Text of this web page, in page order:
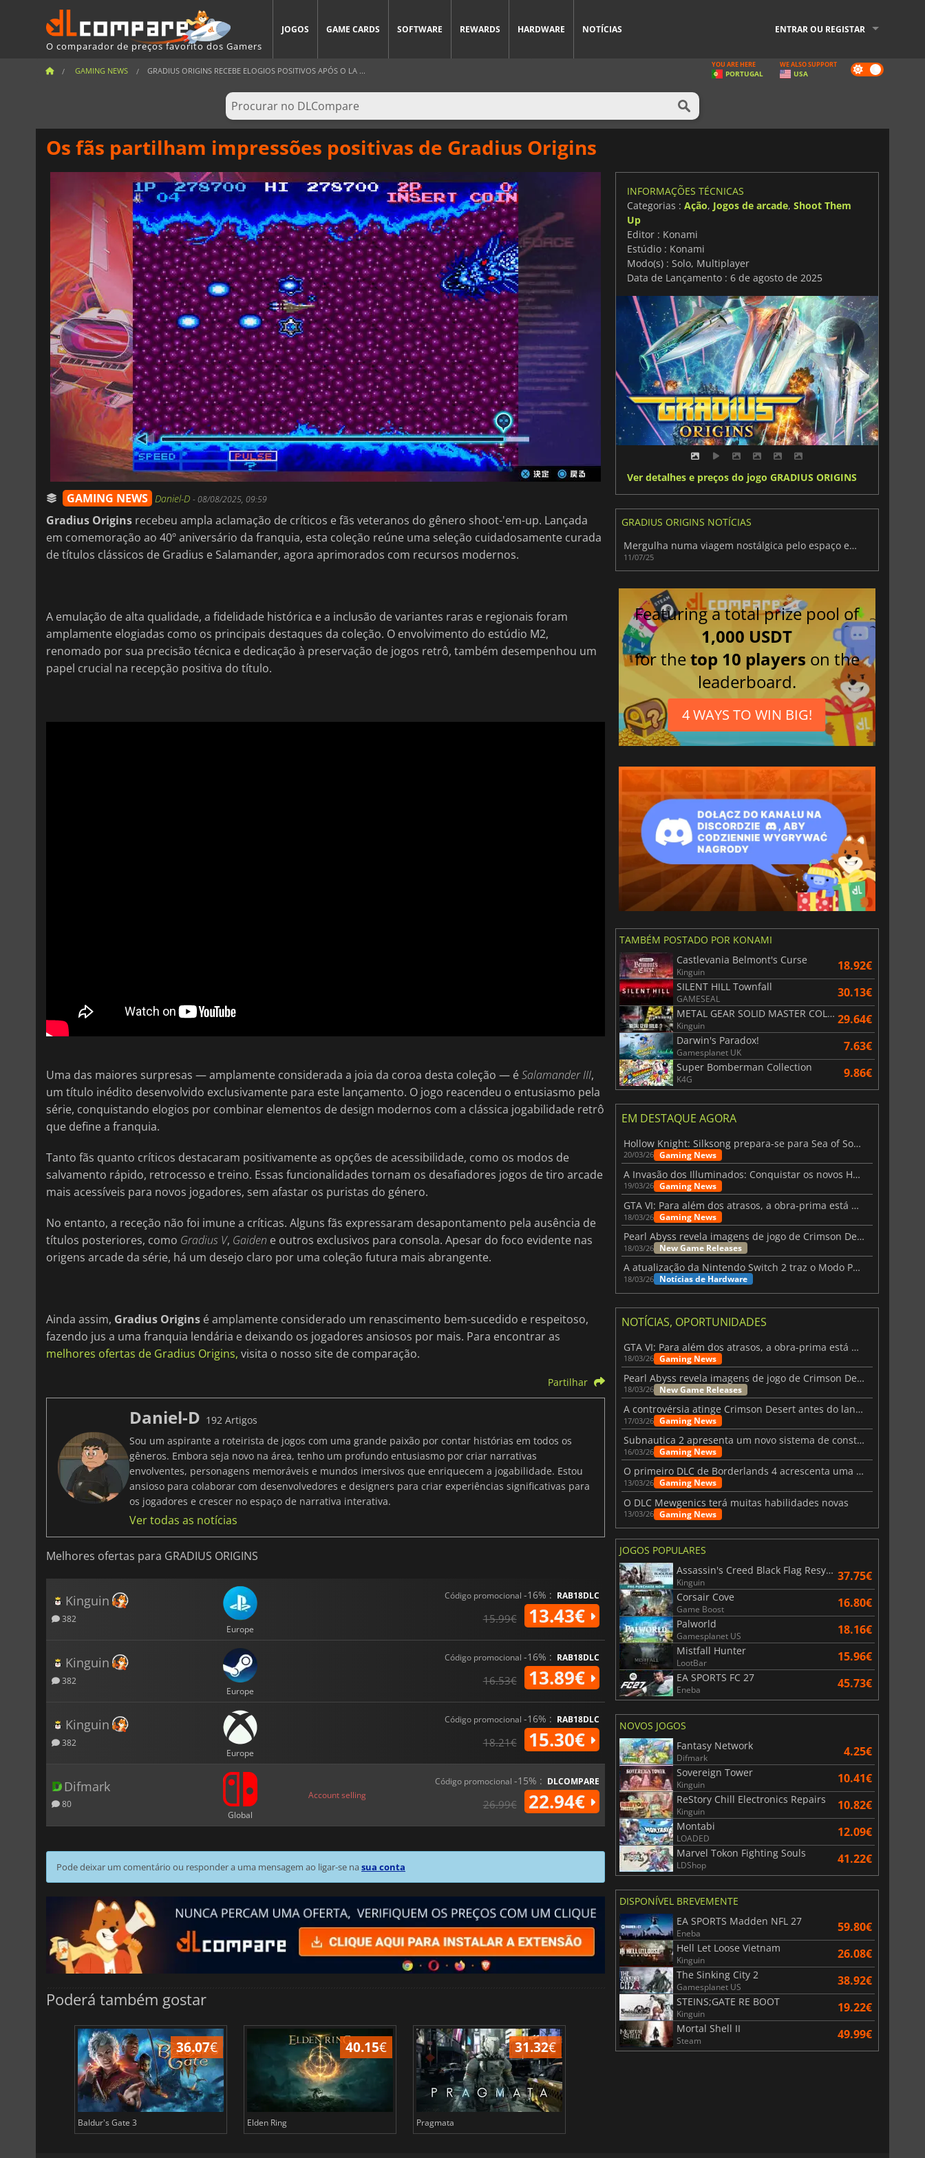
O comparador de preços favorito dos Gamers
JOGOS GAME CARDS SOFTWARE REWARDS HARDWARE NOTÍCIAS ENTRAR OU REGISTAR
GAMING NEWS GRADIUS ORIGINS RECEBE ELOGIOS POSITIVOS APÓS O LA ... Dark
mode
YOU ARE HERE
PORTUGAL
WE ALSO SUPPORT
USA
Os fãs partilham impressões positivas de Gradius Origins
GAMING NEWS Daniel-D -08/08/2025, 09:59
Gradius Origins recebeu ampla aclamação de críticos e fãs veteranos do gênero shoot-'em-up. Lançada
em comemoração ao 40º aniversário da franquia, esta coleção reúne uma seleção cuidadosamente curada
de títulos clássicos de Gradius e Salamander, agora aprimorados com recursos modernos.
A emulação de alta qualidade, a fidelidade histórica e a inclusão de variantes raras e regionais foram
amplamente elogiadas como os principais destaques da coleção. O envolvimento do estúdio M2,
renomado por sua precisão técnica e dedicação à preservação de jogos retrô, também desempenhou um
papel crucial na recepção positiva do título.
Uma das maiores surpresas — amplamente considerada a joia da coroa desta coleção — éSalamander III,
um título inédito desenvolvido exclusivamente para este lançamento. O jogo reacendeu o entusiasmo pela
série, conquistando elogios por combinar elementos de design modernos com a clássica jogabilidade retrô
que define a franquia.
Tanto fãs quanto críticos destacaram positivamente as opções de acessibilidade, como os modos de
salvamento rápido, retrocesso e treino. Essas funcionalidades tornam os desafiadores jogos de tiro arcade
mais acessíveis para novos jogadores, sem afastar os puristas do género.
No entanto, a receção não foi imune a críticas. Alguns fãs expressaram desapontamento pela ausência de
títulos posteriores, como Gradius V, Gaiden e outros exclusivos para consola. Apesar do foco evidente nas
origens arcade da série, há um desejo claro por uma coleção futura mais abrangente.
Ainda assim, Gradius Origins é amplamente considerado um renascimento bem-sucedido e respeitoso,
fazendo jus a uma franquia lendária e deixando os jogadores ansiosos por mais. Para encontrar as
melhores ofertas de Gradius Origins, visita o nosso site de comparação.
Partilhar
Daniel-D 192 Artigos
Sou um aspirante a roteirista de jogos com uma grande paixão por contar histórias em todos os
gêneros. Embora seja novo na área, tenho um profundo entusiasmo por criar narrativas
envolventes, personagens memoráveis e mundos imersivos que enriquecem a jogabilidade. Estou
ansioso para colaborar com desenvolvedores e designers para criar experiências significativas para
os jogadores e crescer no espaço de narrativa interativa.
Ver todas as notícias
Melhores ofertas para GRADIUS ORIGINS
Kinguin
382
Europe
Código promocional -16% : RAB18DLC
15.99€ 13.43€
Kinguin
382
Europe
Código promocional -16% : RAB18DLC
16.53€ 13.89€
Kinguin
382
Europe
Código promocional -16% : RAB18DLC
18.21€ 15.30€
Difmark
80
Global
Account selling
Código promocional -15% : DLCOMPARE
26.99€ 22.94€
Pode deixar um comentário ou responder a uma mensagem ao ligar-se nasua conta
Poderá também gostar
36.07€
Baldur's Gate 3
40.15€
Elden Ring
31.32€
Pragmata
6.75€ 15.51
INFORMAÇÕES TÉCNICAS
Categorias : Ação, Jogos de arcade, Shoot Them
Up
Editor : Konami
Estúdio : Konami
Modo(s) : Solo, Multiplayer
Data de Lançamento : 6 de agosto de 2025
Ver detalhes e preços do jogo GRADIUS ORIGINS
GRADIUS ORIGINS NOTÍCIAS
Mergulha numa viagem nostálgica pelo espaço em Gradius Origins
11/07/25
Featuring a total prize pool of
1,000 USDT
for thetop 10 players on the
leaderboard.
4 WAYS TO WIN BIG!
TAMBÉM POSTADO POR KONAMI
Castlevania Belmont's Curse
Kinguin 18.92€
SILENT HILL Townfall
GAMESEAL 30.13€
METAL GEAR SOLID MASTER COLLECTION Vol.2
Kinguin 29.64€
Darwin's Paradox!
Gamesplanet UK 7.63€
Super Bomberman Collection
K4G 9.86€
EM DESTAQUE AGORA
Hollow Knight: Silksong prepara-se para Sea of Sorrow com um patch
20/03/26 Gaming News
A Invasão dos Illuminados: Conquistar os novos Helldivers 2 Atualização!
19/03/26 Gaming News
GTA VI: Para além dos atrasos, a obra-prima está quase a chegar
18/03/26 Gaming News
Pearl Abyss revela imagens de jogo de Crimson Desert para a PS5
18/03/26 New Game Releases
A atualização da Nintendo Switch 2 traz o Modo Portátil aos jogos mais antigos da Switch
18/03/26 Notícias de Hardware
NOTÍCIAS, OPORTUNIDADES
GTA VI: Para além dos atrasos, a obra-prima está quase a chegar
18/03/26 Gaming News
Pearl Abyss revela imagens de jogo de Crimson Desert para a PS5
18/03/26 New Game Releases
A controvérsia atinge Crimson Desert antes do lançamento
17/03/26 Gaming News
Subnautica 2 apresenta um novo sistema de construção de bases
16/03/26 Gaming News
O primeiro DLC de Borderlands 4 acrescenta uma nova personagem e muito mais
13/03/26 Gaming News
O DLC Mewgenics terá muitas habilidades novas
13/03/26 Gaming News
JOGOS POPULARES
Assassin's Creed Black Flag Resynced
Kinguin 37.75€
Corsair Cove
Game Boost 16.80€
Palworld
Gamesplanet US 18.16€
Mistfall Hunter
LootBar 15.96€
EA SPORTS FC 27
Eneba 45.73€
NOVOS JOGOS
Fantasy Network
Difmark 4.25€
Sovereign Tower
Kinguin 10.41€
ReStory Chill Electronics Repairs
Kinguin 10.82€
Montabi
LOADED 12.09€
Marvel Tokon Fighting Souls
LDShop 41.22€
DISPONÍVEL BREVEMENTE
EA SPORTS Madden NFL 27
Eneba 59.80€
Hell Let Loose Vietnam
Kinguin 26.08€
The Sinking City 2
Gamesplanet US 38.92€
STEINS;GATE RE BOOT
Kinguin 19.22€
Mortal Shell II
Steam 49.99€